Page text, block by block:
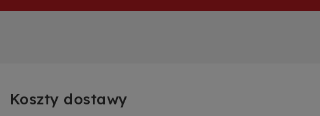
Koszty dostawy